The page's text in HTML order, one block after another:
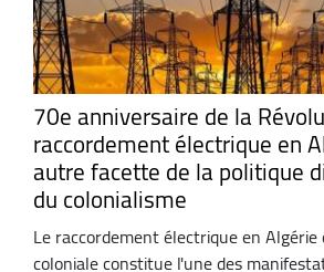
70e anniversaire de la
raccordement électrique en
autre facette de la politique
du colonialisme
Le raccordement électrique en
coloniale constitue l'une des